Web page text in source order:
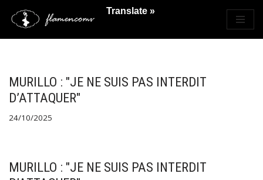
Saltar
MURILLO : "JE NE SUIS PAS INTERDIT
D’ATTAQUER"
24/10/2025
MURILLO : "JE NE SUIS PAS INTERDIT
Translate »